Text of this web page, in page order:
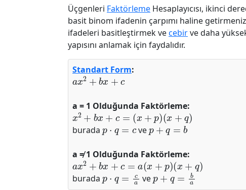
Üçgenleri Faktörleme Hesaplayıcısı, ikinci
basit binom ifadenin çarpımı haline
ifadeleri basitleştirmek vecebirve daha
yapısını anlamak için faydalıdır.
Standart Form:
ax2+bx+c
a = 1 Olduğunda Faktörleme:
x2+bx+c=(x+p) x+q)
burada
p⋅q= c
ve
p+q= b
a ≠ 1 Olduğunda Faktörleme:
ax2+bx+c=a(x+ p)(x+q)
burada
p q=c a
ve
p+q=b a